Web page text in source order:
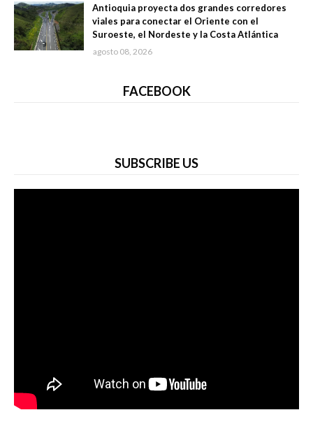
Antioquia proyecta dos grandes corredores
viales para conectar el Oriente con el
Suroeste, el Nordeste y la Costa Atlántica
agosto 08, 2026
FACEBOOK
SUBSCRIBE US